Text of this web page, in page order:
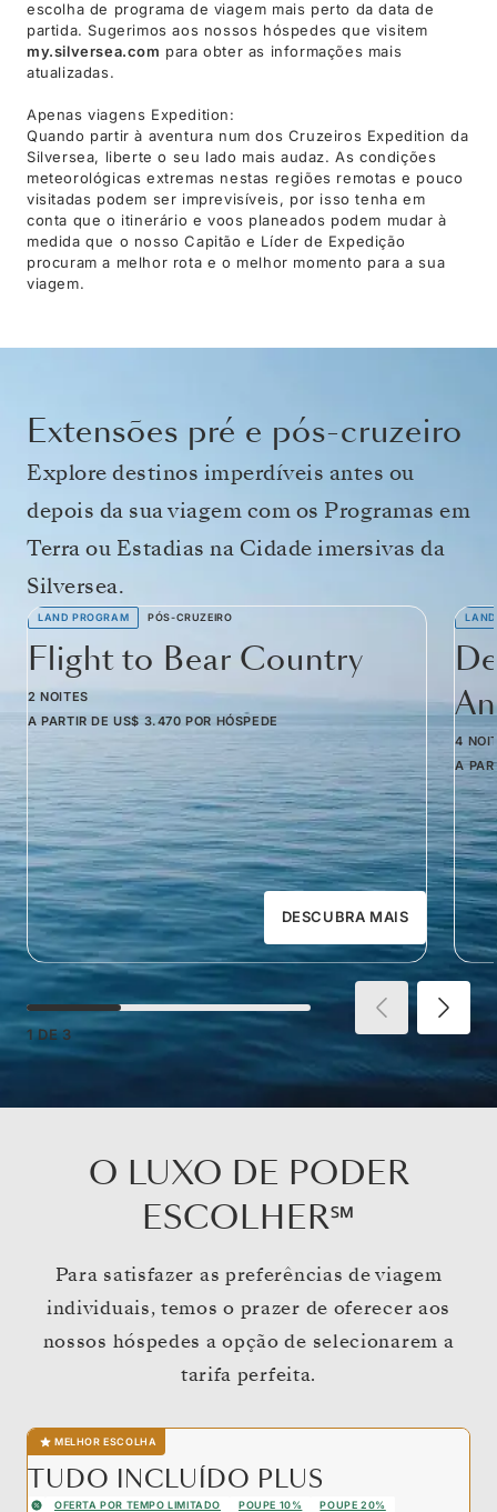
escolha de programa de viagem mais perto da data de
partida. Sugerimos aos nossos hóspedes que visitem
my.silversea.com para obter as informações mais
atualizadas.
Apenas viagens Expedition:
Quando partir à aventura num dos Cruzeiros Expedition da
Silversea, liberte o seu lado mais audaz. As condições
meteorológicas extremas nestas regiões remotas e pouco
visitadas podem ser imprevisíveis, por isso tenha em
conta que o itinerário e voos planeados podem mudar à
medida que o nosso Capitão e Líder de Expedição
procuram a melhor rota e o melhor momento para a sua
viagem.
Extensões pré e pós-cruzeiro
Explore destinos imperdíveis antes ou
depois da sua viagem com os Programas em
Terra ou Estadias na Cidade imersivas da
Silversea.
LAND PROGRAM PÓS-CRUZEIRO
Flight to Bear Country
2 NOITES
A PARTIR DE US$ 3.470 POR HÓSPEDE
DESCUBRA MAIS
4
A
1 DE 3
O LUXO DE PODER
ESCOLHER℠
Para satisfazer as preferências de viagem
individuais, temos o prazer de oferecer aos
nossos hóspedes a opção de selecionarem a
tarifa perfeita.
MELHOR ESCOLHA
TUDO INCLUÍDO PLUS
OFERTA POR TEMPO LIMITADO POUPE 10% POUPE 20%